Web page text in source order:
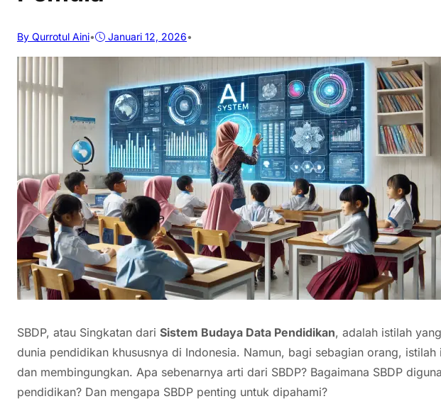
By Qurrotul Aini• Januari 12, 2026•
SBDP, atau Singkatan dari Sistem Budaya Data Pendidikan, adalah istilah
dunia pendidikan khususnya di Indonesia. Namun, bagi sebagian orang, istilah
dan membingungkan. Apa sebenarnya arti dari SBDP? Bagaimana SBDP
pendidikan? Dan mengapa SBDP penting untuk dipahami?